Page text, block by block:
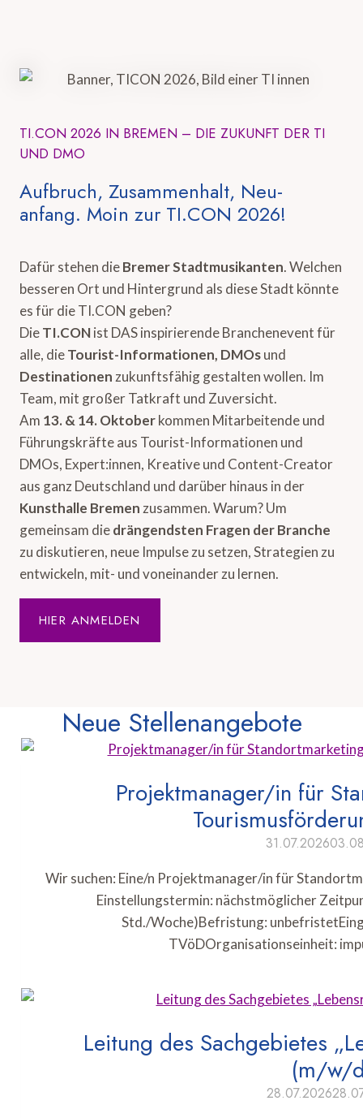
TI.CON 2026 IN BREMEN – DIE ZUKUNFT DER TI
UND DMO
Aufbruch, Zusammenhalt, Neu-
anfang. Moin zur TI.CON 2026!
Dafür stehen dieBremer Stadtmusikanten. Welchen
besseren Ort und Hintergrund als diese Stadt könnte
es für die TI.CON geben?
DieTI.CONist DAS inspirierende Branchenevent für
alle, dieTourist-Informationen, DMOsund
Destinationen zukunftsfähig gestalten wollen. Im
Team, mit großer Tatkraft und Zuversicht.
Am 13. & 14. Oktoberkommen Mitarbeitende und
Führungskräfte aus Tourist-Informationen und
DMOs, Expert:innen, Kreative und Content-Creator
aus ganz Deutschland und darüber hinaus in der
Kunsthalle Bremen zusammen. Warum? Um
gemeinsam diedrängendsten Fragen der Branche
zu diskutieren, neue Impulse zu setzen, Strategien zu
entwickeln, mit- und voneinander zu lernen.
HIER ANMELDEN
Neue Stellenangebote
Projektmanager/in für
31.07.2026
Wir suchen: Eine/n Projektmanager/in für
Einstellungstermin: nächstmöglicher
Std./Woche)Befristung:
TVöDOrganisationseinheit:
Leitung des Sachgebietes
(m/w/
28.07.2026